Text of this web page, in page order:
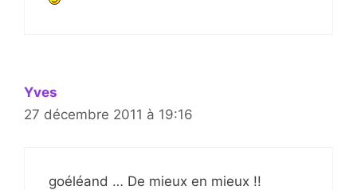
Yves
27 décembre 2011 à 19:16
goéléand … De mieux en mieux !!